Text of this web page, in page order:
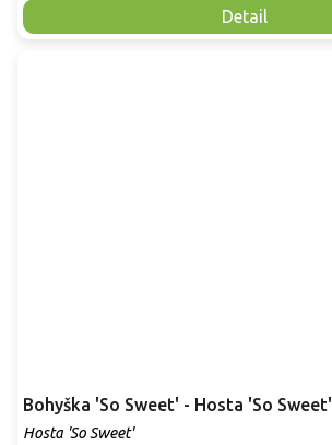
Detail
Bohyška 'So Sweet' - Hosta 'So Sweet'
Hosta 'So Sweet'